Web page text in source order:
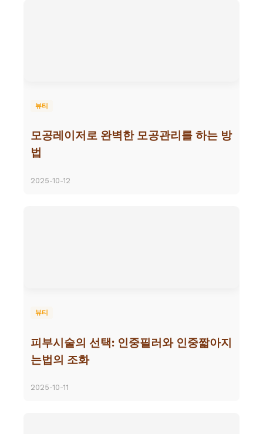
뷰티
모공레이저로 완벽한 모공관리를 하는 방
법
2025-10-12
뷰티
피부시술의 선택: 인중필러와 인중짧아지
는법의 조화
2025-10-11